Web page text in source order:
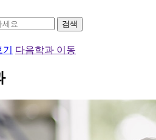
검색
다음학과 이동